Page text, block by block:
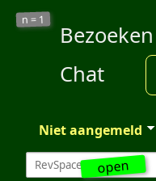
open
n = 1
Bezoeken
Chat
Niet aangemeld